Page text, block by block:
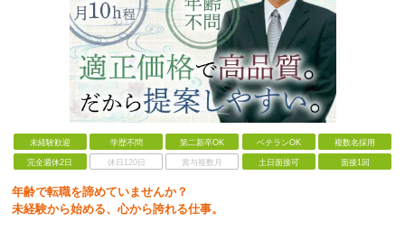
未経験歓迎 学歴不問 第二新卒OK ベテランOK 複数名採用
完全週休2日 休日120日 賞与複数月 土日面接可 面接1回
年齢で転職を諦めていませんか？
未経験から始める、心から誇れる仕事。